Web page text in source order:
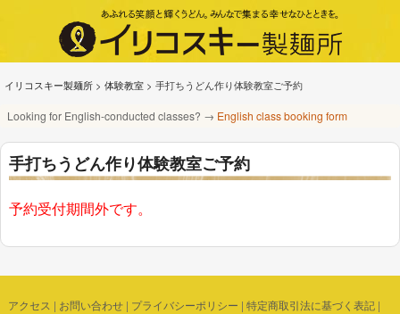
イリコスキー製麺所 > 体験教室 > 手打ちうどん作り体験教室ご予約
Looking for English-conducted classes? → English class booking form
手打ちうどん作り体験教室ご予約
予約受付期間外です。
アクセス | お問い合わせ| プライバシーポリシー | 特定商取引法に基づく表記|